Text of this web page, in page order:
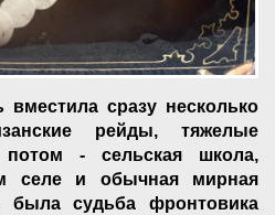
сразу несколько
рейды, тяжелые
- сельская школа,
селе и обычная мирная
была судьба фронтовика